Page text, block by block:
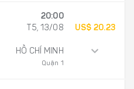
20:00
T5, 13/08
HỒ CHÍ MINH
Quận 1
US$ 20.23